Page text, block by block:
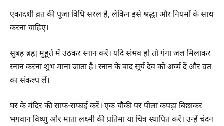
एकादशी व्रत की पूजा विधि सरल है, लेकिन इसे श्रद्धा और नियमों के साथ
करना चाहिए।
सुबह ब्रह्म मुहूर्त में उठकर स्नान करें। यदि संभव हो तो गंगा जल मिलाकर
स्नान करना शुभ माना जाता है। स्नान के बाद सूर्य देव को अर्घ्य दें और व्रत
का संकल्प लें।
घर के मंदिर की साफ-सफाई करें। एक चौकी पर पीला कपड़ा बिछाकर
भगवान विष्णु और माता लक्ष्मी की प्रतिमा या चित्र स्थापित करें। उन्हें चंदन